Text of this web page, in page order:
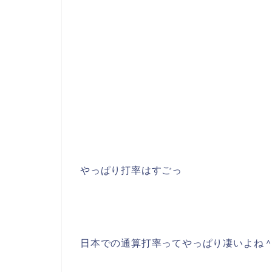
やっぱり打率はすごっ
日本での通算打率ってやっぱり凄いよね